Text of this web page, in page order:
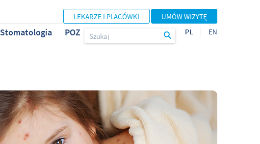
LEKARZE I PLACÓWKI UMÓW WIZYTĘ
Stomatologia POZ PL EN